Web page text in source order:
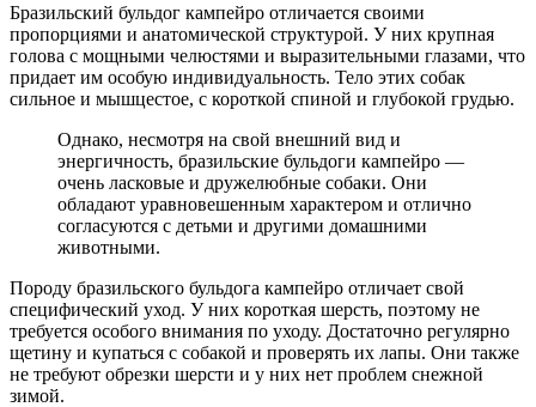
Бразильский бульдог кампейро отличается своими
пропорциями и анатомической структурой. У них крупная
голова с мощными челюстями и выразительными глазами, что
придает им особую индивидуальность. Тело этих собак
сильное и мышцестое, с короткой спиной и глубокой грудью.
Однако, несмотря на свой внешний вид и
энергичность, бразильские бульдоги кампейро —
очень ласковые и дружелюбные собаки. Они
обладают уравновешенным характером и отлично
согласуются с детьми и другими домашними
животными.
Породу бразильского бульдога кампейро отличает свой
специфический уход. У них короткая шерсть, поэтому не
требуется особого внимания по уходу. Достаточно регулярно
щетину и купаться с собакой и проверять их лапы. Они также
не требуют обрезки шерсти и у них нет проблем снежной
зимой.